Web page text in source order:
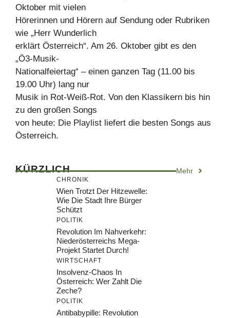
Oktober mit vielen
Hörerinnen und Hörern auf Sendung oder Rubriken
wie „Herr Wunderlich
erklärt Österreich“. Am 26. Oktober gibt es den
„Ö3-Musik-
Nationalfeiertag“ – einen ganzen Tag (11.00 bis
19.00 Uhr) lang nur
Musik in Rot-Weiß-Rot. Von den Klassikern bis hin
zu den großen Songs
von heute: Die Playlist liefert die besten Songs aus
Österreich.
KÜRZLICH Mehr
CHRONIK
Wien Trotzt Der Hitzewelle:
Wie Die Stadt Ihre Bürger
Schützt
POLITIK
Revolution Im Nahverkehr:
Niederösterreichs Mega-
Projekt Startet Durch!
WIRTSCHAFT
Insolvenz-Chaos In
Österreich: Wer Zahlt Die
Zeche?
POLITIK
Antibabypille: Revolution